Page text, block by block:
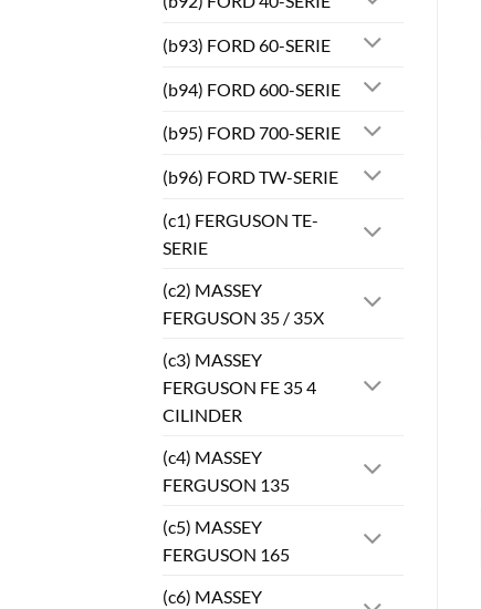
(b93) FORD 60-SERIE
(b94) FORD 600-SERIE
(b95) FORD 700-SERIE
(b96) FORD TW-SERIE
(c1) FERGUSON TE-
SERIE
(c2) MASSEY
FERGUSON 35 / 35X
(c3) MASSEY
FERGUSON FE 35 4
CILINDER
(c4) MASSEY
FERGUSON 135
(c5) MASSEY
FERGUSON 165
(c6) MASSEY